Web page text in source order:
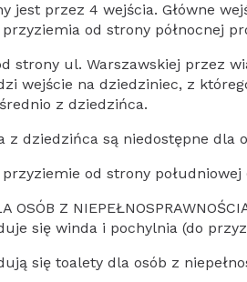
jest przez 4 wejścia. Główne
od strony północnej
strony ul. Warszawskiej przez
wejście na dziedziniec, z
z dziedzińca.
z dziedzińca są niedostępne
od strony
OSÓB Z
się winda i pochylnia (do
się toalety dla osób z